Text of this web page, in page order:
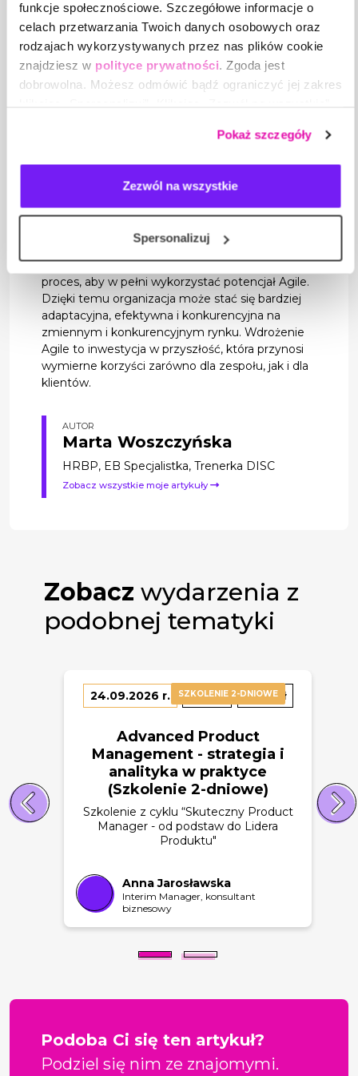
funkcje społecznościowe. Szczegółowe informacje o
celach przetwarzania Twoich danych osobowych oraz
rodzajach wykorzystywanych przez nas plików cookie
znajdziesz w polityce prywatności. Zgoda jest
dobrowolna. Możesz odmówić bądź ograniczyć jej zakres
a także na przetwarzanie Twoich danych osobowych.
Pokaż szczegóły
Zezwól na wszystkie
Spersonalizuj
mniejszych zespołach.
Slack:
Platforma komunikacyjna ułatwiająca
współpracę i wymianę informacji w zespole.
Confluence: Narzędzie do tworzenia i
zarządzania dokumentacją projektową.
kultury organizacyjnej. Dzięki niej zespoły mogą
efektywny sposób..
Bycie Agile to nie tylko wdrożenie konkretnej
metodyki, ale przede wszystkim przyjęcie filozofii
pracy opartej na elastyczności, współpracy i
ciągłym doskonaleniu. Zarówno pracownicy, jak i
pracodawcy muszą być zaangażowani w ten
proces, aby w pełni wykorzystać potencjał Agile.
Dzięki temu organizacja może stać się bardziej
adaptacyjna, efektywna i konkurencyjna na
zmiennym i konkurencyjnym rynku. Wdrożenie
Agile to inwestycja w przyszłość, która przynosi
wymierne korzyści zarówno dla zespołu, jak i dla
klientów.
AUTOR
Marta Woszczyńska
HRBP, EB Specjalistka, Trenerka DISC
Zobacz wszystkie moje artykuły
Zobacz wydarzenia z
podobnej tematyki
SZKOLENIE 2-DNIOWE
24.09.2026 r. 09:00 1380 zł
Advanced Product
Management - strategia i
analityka w praktyce
(Szkolenie 2-dniowe)
Szkolenie z cyklu “Skuteczny Product
Manager - od podstaw do Lidera
Produktu"
Anna Jarosławska
Interim Manager, konsultant
biznesowy
Podoba Ci się ten artykuł?
Podziel się nim ze znajomymi.